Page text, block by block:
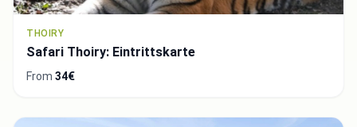
THOIRY
Safari Thoiry: Eintrittskarte
From 34€